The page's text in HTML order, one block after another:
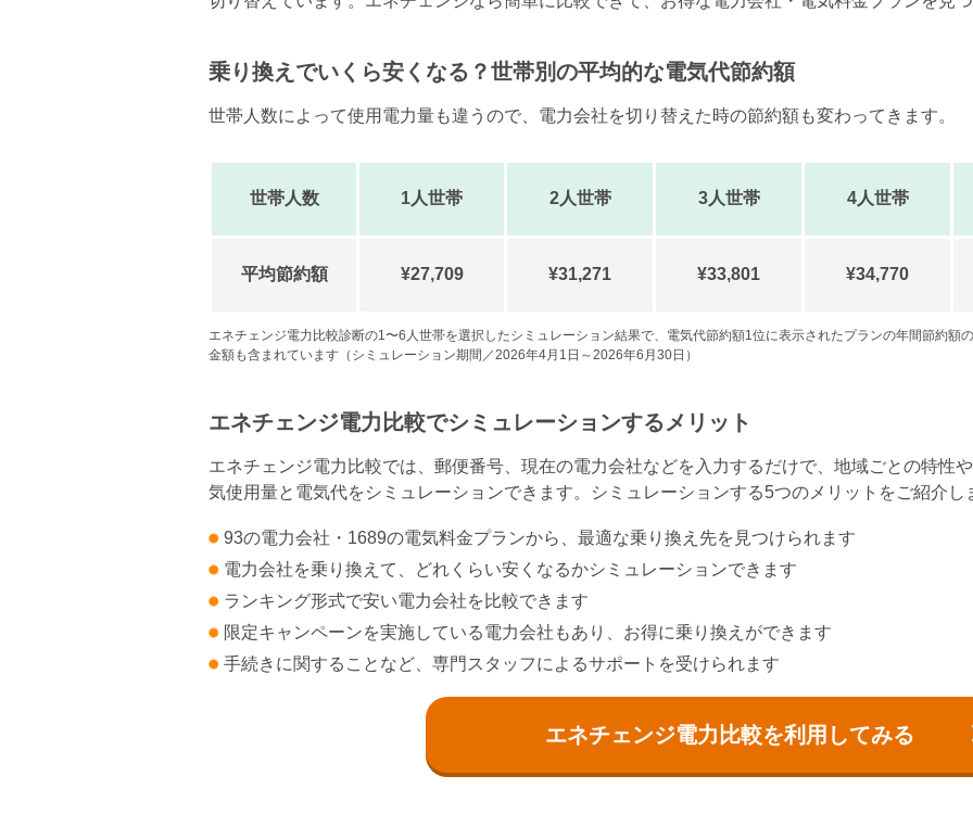
乗り換えでいくら安くなる？世帯別の平均的な電気代節約額
世帯人数によって使用電力量も違うので、電力会社を切り替えた時の節約額も変わってきます。
世帯人数 1人世帯 2人世帯 3人世帯 4人世帯
平均節約額 ¥27,709 ¥31,271 ¥33,801 ¥34,770
エネチェンジ電力比較診断の1〜6人世帯を選択したシミュレーション結果で、電気代節約額1位に表示されたプランの年間節約額
金額も含まれています（シミュレーション期間／2026年4月1日～2026年6月30日）
エネチェンジ電力比較でシミュレーションするメリット
エネチェンジ電力比較では、郵便番号、現在の電力会社などを入力するだけで、地域ごとの特性
気使用量と電気代をシミュレーションできます。シミュレーションする5つのメリットをご紹介し
93の電力会社・1689の電気料金プランから、最適な乗り換え先を見つけられます
電力会社を乗り換えて、どれくらい安くなるかシミュレーションできます
ランキング形式で安い電力会社を比較できます
限定キャンペーンを実施している電力会社もあり、お得に乗り換えができます
手続きに関することなど、専門スタッフによるサポートを受けられます
エネチェンジ電力比較を利用してみる